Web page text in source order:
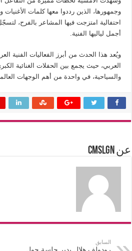
وجمهورها، الذين رددوا معها كلمات
أجمل لياليها الفنية.
ويُعد هذا الحدث من أبرز الفعاليات الفنية
العربي، حيث يجمع بين الحفلات الغنائية
والسياحية، في واحدة من أهم الوجهات
عن cmslgn
السابق